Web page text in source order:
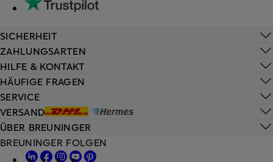
HILFE & KONTAKT
HÄUFIGE FRAGEN
SERVICE
VERSAND
SICHERHEIT
ZAHLUNGSARTEN
ÜBER BREUNINGER
BREUNINGER FOLGEN